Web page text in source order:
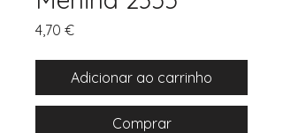
4,70 €Preço
Adicionar ao carrinho
Comprar